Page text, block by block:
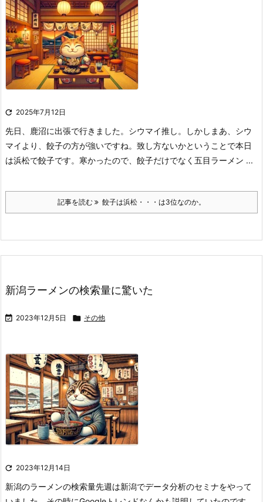
 2025年7月12日
先日、鹿沼に出張で行きました。シウマイ推し。
しかしまあ、シウ
マイより、餃子の方が強いですね。 致し方ないかということで本日
は浜松で餃子です。 寒かったので、餃子だけでなく五目ラーメン ...
記事を読む 餃子は浜松・・・は3位なのか。
新潟ラーメンの検索量に驚いた
 2023年12月5日  その他
 2023年12月14日
新潟のラーメンの検索量先週は新潟でデータ分析のセミナをやって